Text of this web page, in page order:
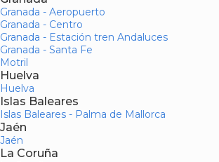
Granada - Aeropuerto
Granada - Centro
Granada - Estación tren Andaluces
Granada - Santa Fe
Motril
Huelva
Huelva
Islas Baleares
Islas Baleares - Palma de Mallorca
Jaén
Jaén
La Coruña